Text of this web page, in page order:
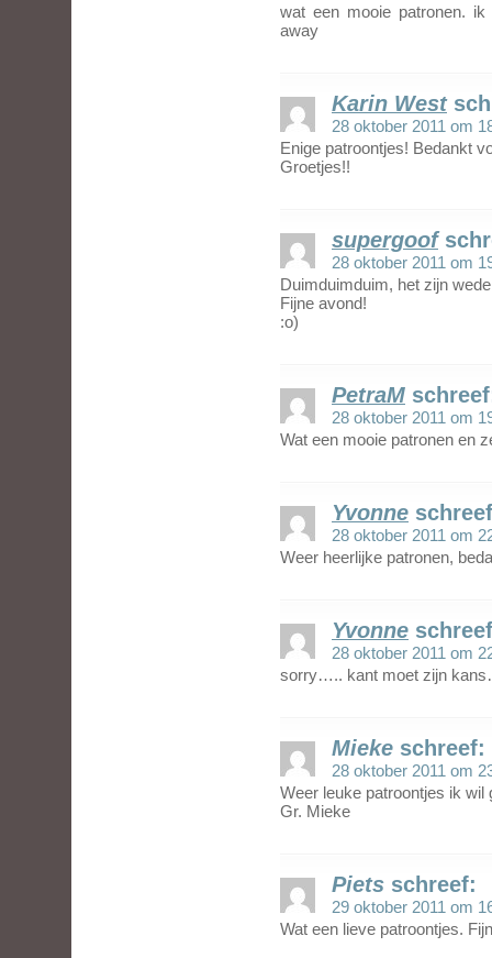
wat een mooie patronen.
away
Karin West
28 oktober 2011 om
Enige patroontjes! Bedankt
Groetjes!!
supergoof
28 oktober 2011 om
Duimduimduim, het zijn
Fijne avond!
:o)
PetraM
28 oktober 2011 om
Wat een mooie patronen en
Yvonne
28 oktober 2011 om
Weer heerlijke patronen,
Yvonne
28 oktober 2011 om
sorry….. kant moet zijn
Mieke schreef:
28 oktober 2011 om
Weer leuke patroontjes ik wil
Gr. Mieke
Piets schreef:
29 oktober 2011 om
Wat een lieve patroontjes.